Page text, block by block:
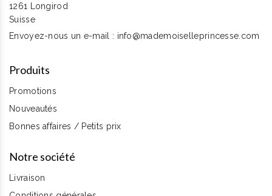
1261 Longirod
Suisse
Envoyez-nous un e-mail : info@mademoiselleprincesse.com
Produits
Promotions
Nouveautés
Bonnes affaires / Petits prix
Notre société
Livraison